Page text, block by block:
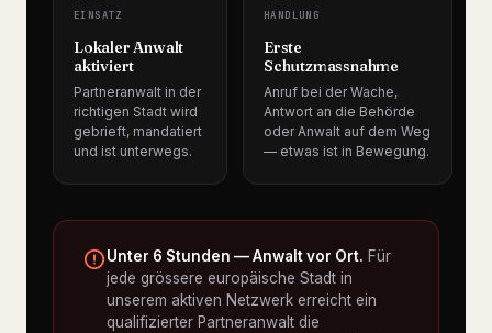
EINSATZ
Lokaler Anwalt
aktiviert
Partneranwalt in der
richtigen Stadt wird
gebrieft, mandatiert
und ist unterwegs.
HANDLUNG
Erste
Schutzmassnahme
Anruf bei der Wache,
Antwort an die Behörde
oder Anwalt auf dem Weg
— etwas ist in Bewegung.
Unter 6 Stunden — Anwalt vor Ort. Für
jede grössere europäische Stadt in
unserem aktiven Netzwerk erreicht ein
qualifizierter Partneranwalt die